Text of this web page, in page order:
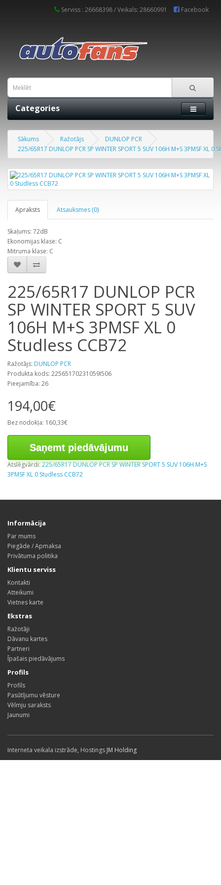
Serviss : 26668398 / Veikals: 28660991 Facebook
Categories
Sākums Ražotājs
DUNLOP PCR
225/65R17 DUNLOP PCR SP WINTER SPORT 5 SUV 106H M+S 3PMSF XL 0
Apraksts Atsauksmes (0)
Skaļums: 72dB
Ekonomijas klase: C
Mitruma klase: C
225/65R17 DUNLOP PCR
SP WINTER SPORT 5 SUV
106H M+S 3PMSF XL 0
Studless CCB72
Ražotājs: DUNLOP PCR
Produkta kods: 22565170231059I506
Pieejamība: 26
194,00€
Bez nodokļa: 160,33€
Saņemt piedāvājumu
Atslēgvārdi:225/65R17 DUNLOP PCR SP WINTER SPORT 5 SUV 106H M+S
3PMSF XL 0 Studless CCB72
Informācija
Par mums
Piegāde / Apmaksa
Privātuma politika
Klientu serviss
Kontakti
Atteikumi
Vietnes karte
Ekstras
Ražotāji
Dāvanu kartes
Partneri
Īpašais piedāvājums
Profils
Profils
Pasūtījumu vēsture
Vēlmju saraksts
Jaunumi
Interneta veikala izstrāde, Hostings JM Holding